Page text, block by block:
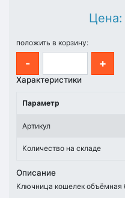
Цена:
положить в корзину:
- +
Характеристики
Параметр
Артикул
Количество на складе
Описание
Ключница кошелек объёмная